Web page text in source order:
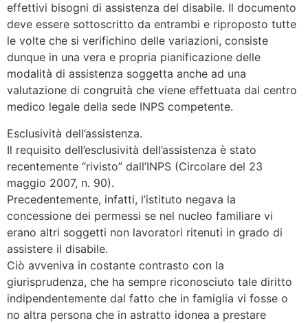
effettivi bisogni di assistenza del disabile. Il documento
deve essere sottoscritto da entrambi e riproposto tutte
le volte che si verifichino delle variazioni, consiste
dunque in una vera e propria pianificazione delle
modalità di assistenza soggetta anche ad una
valutazione di congruità che viene effettuata dal centro
medico legale della sede INPS competente.
Esclusività dell’assistenza.
Il requisito dell’esclusività dell’assistenza è stato
recentemente “rivisto” dall’INPS (Circolare del 23
maggio 2007, n. 90).
Precedentemente, infatti, l’istituto negava la
concessione dei permessi se nel nucleo familiare vi
erano altri soggetti non lavoratori ritenuti in grado di
assistere il disabile.
Ciò avveniva in costante contrasto con la
giurisprudenza, che ha sempre riconosciuto tale diritto
indipendentemente dal fatto che in famiglia vi fosse o
no altra persona che in astratto idonea a prestare